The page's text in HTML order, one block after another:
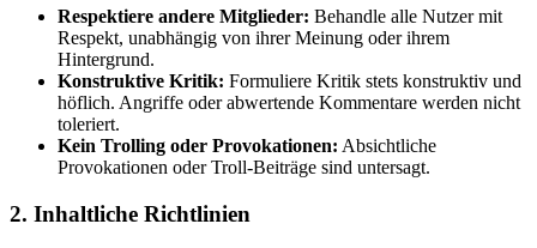
Respektiere andere Mitglieder: Behandle alle Nutzer mit
Respekt, unabhängig von ihrer Meinung oder ihrem
Hintergrund.
Konstruktive Kritik: Formuliere Kritik stets konstruktiv und
höflich. Angriffe oder abwertende Kommentare werden nicht
toleriert.
Kein Trolling oder Provokationen: Absichtliche
Provokationen oder Troll-Beiträge sind untersagt.
2. Inhaltliche Richtlinien